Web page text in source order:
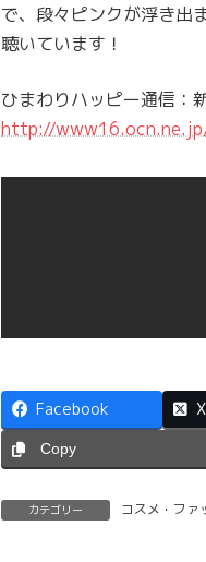
で、段々ピンクが浮き出
聴いています！
ひまわりハッピー通信：
http://
Facebook X
Copy
カテゴリー コスメ・ファ